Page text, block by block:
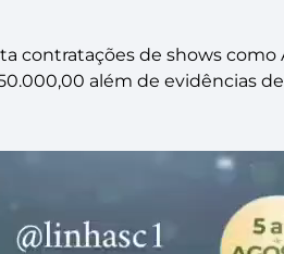
contratações de shows
além de evidências